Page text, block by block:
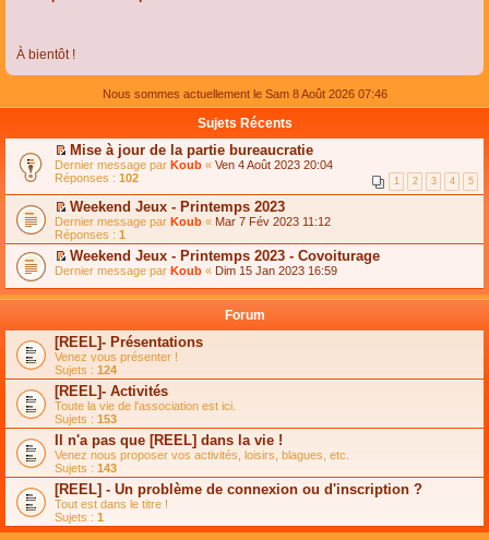
À bientôt !
Nous sommes actuellement le Sam 8 Août 2026 07:46
Sujets Récents
C
o
n
s
u
l
t
e
r
l
e
s
s
a
g
e
n
o
n
l
u
l
e
p
l
u
s
Mise à jour de la partie bureaucratie
Dernier message par Koub « Ven 4 Août 2023 20:04
Réponses : 102 1 2 3 4 5
C
o
n
s
u
t
l
e
m
e
s
s
a
g
e
n
o
n
l
u
l
e
Weekend Jeux - Printemps 2023
Dernier message par Koub « Mar 7 Fév 2023 11:12
Réponses : 1
C
n
l
t
e
r
l
e
m
e
s
s
a
g
e
n
o
n
Weekend Jeux - Printemps 2023 - Covoiturage
Dernier message par Koub « Dim 15 Jan 2023 16:59
Forum
[REEL]- Présentations
Venez vous présenter !
Sujets : 124
[REEL]- Activités
Toute la vie de l'association est ici.
Sujets : 153
Il n'a pas que [REEL] dans la vie !
Venez nous proposer vos activités, loisirs, blagues, etc.
Sujets : 143
[REEL] - Un problème de connexion ou d'inscription ?
Tout est dans le titre !
Sujets : 1